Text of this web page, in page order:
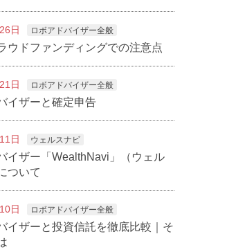
日 ロボアドバイザー全般
ウドファンディングでの注意点
日 ロボアドバイザー全般
イザーと確定申告
日 ウェルスナビ
イザー「WealthNavi」（ウェル
ついて
日 ロボアドバイザー全般
イザーと投資信託を徹底比較｜そ